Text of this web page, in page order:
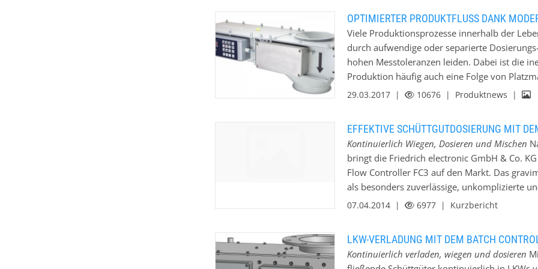
Schüttgutes errechnet und digital angezeigt.
kann zur Kompensation optional ein
Auswerteelektronik Die Auswerteelektronik,
mehrsprachigem Bedienungsmenü und
Anzeige der Istfeuchte (in %) # Anzeige der
Hektolitergewichts (in kg/hl). Wenn eine
OPTIMIERTER PRODUKTFLUSS DANK
Viele Produktionsprozesse innerhalb der
durch aufwendige oder separierte
hohen Messtoleranzen leiden. Dabei ist die
Produktion häufig auch eine Folge von
Dosierungssysteme direkt unter den
beispielsweise getreidebasierten Produkten
Rohfrucht etc. zu gewährleisten, entwickelte
elektrisch gesteuerten Mengenregler mit
niedrige Einbauhöhe und die Installation
unkomplizierte Integration…
29.03.2017 | 10676 | Produktnews |
EFFEKTIVE SCHÜTTGUTDOSIERUNG MIT
Kontinuierlich Wiegen, Dosieren und Mischen
bringt die Friedrich electronic GmbH & Co.
Flow Controller FC3 auf den Markt. Das
als besonders zuverlässige, unkomplizierte
wenn am Siloauslauf wenig Bauhöhe zur
der über einen Elektrozylinder den
verbauten hydro-pneumatischen Antrieb
07.04.2014 | 6977 | Kurzbericht
LKW-VERLADUNG MIT DEM BATCH
Kontinuierlich verladen, wiegen und dosieren